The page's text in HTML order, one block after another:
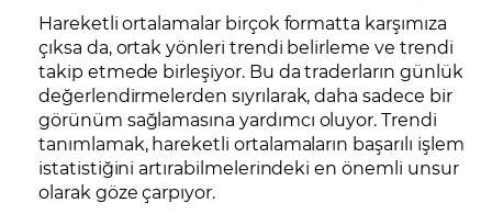
Hareketli ortalamalar birçok formatta karşımıza
çıksa da, ortak yönleri trendi belirleme ve trendi
takip etmede birleşiyor. Bu da traderların günlük
değerlendirmelerden sıyrılarak, daha sadece bir
görünüm sağlamasına yardımcı oluyor. Trendi
tanımlamak, hareketli ortalamaların başarılı işlem
istatistiğini artırabilmelerindeki en önemli unsur
olarak göze çarpıyor.